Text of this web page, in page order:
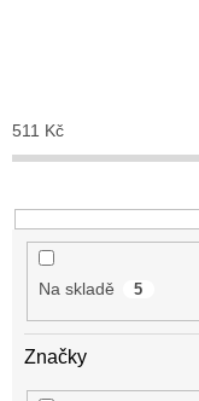
o
d
k
t
511 Kč
Na skladě 5
Značky